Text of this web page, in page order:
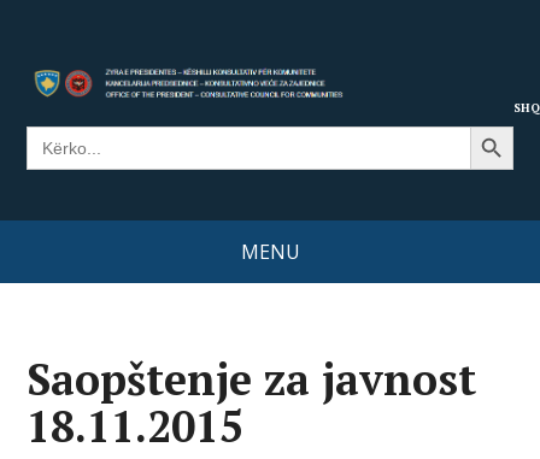
Search
for:
Search Button
MENU
Saopštenje za javnost
18.11.2015